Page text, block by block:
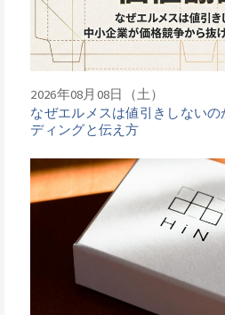
2026年08月08日（土）
なぜエルメスは値引きしない
ディングと伝え方